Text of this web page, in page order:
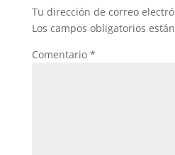
Tu dirección de correo
Los campos obligatorios
Comentario *